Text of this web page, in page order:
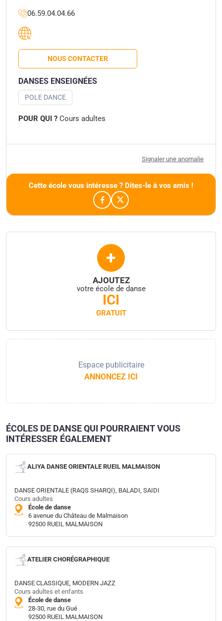
06.59.04.04.66
NOUS CONTACTER
DANSES ENSEIGNÉES
POLE DANCE
POUR QUI ? Cours adultes
Signaler une anomalie
Cette école vous intéresse ? Dites-le à vos amis !
+
AJOUTEZ
votre école de danse
ICI
GRATUIT
Espace publicitaire
ANNONCEZ ICI
ÉCOLES DE DANSE QUI POURRAIENT VOUS
INTÉRESSER ÉGALEMENT
ALIYA DANSE ORIENTALE RUEIL MALMAISON
DANSE ORIENTALE (RAQS SHARQI), BALADI, SAIDI
Cours adultes
École de danse
6 avenue du Château de Malmaison​
92500 RUEIL MALMAISON
ATELIER CHORÉGRAPHIQUE
DANSE CLASSIQUE, MODERN JAZZ
Cours adultes et enfants
École de danse
28-30, rue du Gué
92500 RUEIL MALMAISON